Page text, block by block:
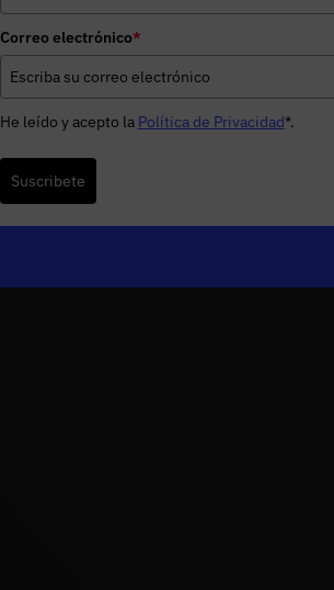
Correo electrónico*
He leído y acepto la Política de Privacidad*.
Suscribete